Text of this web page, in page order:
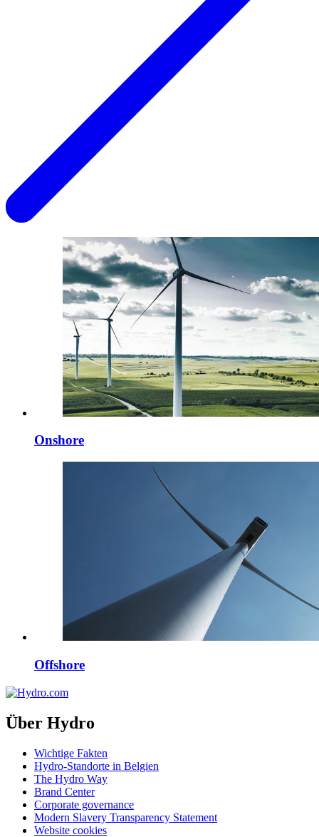
Onshore
Offshore
Über Hydro
Wichtige Fakten
Hydro-Standorte in Belgien
The Hydro Way
Brand Center
Corporate governance
Modern Slavery Transparency Statement
Website cookies